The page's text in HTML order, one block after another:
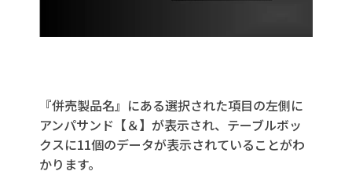
『併売製品名』にある選択された項目の左側に
アンパサンド【＆】が表示され、テーブルボッ
クスに11個のデータが表示されていることがわ
かります。